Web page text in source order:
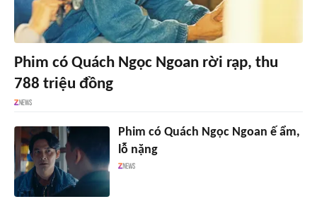
Phim có Quách Ngọc Ngoan rời rạp, thu
788 triệu đồng
Phim có Quách Ngọc Ngoan ế ẩm,
lỗ nặng